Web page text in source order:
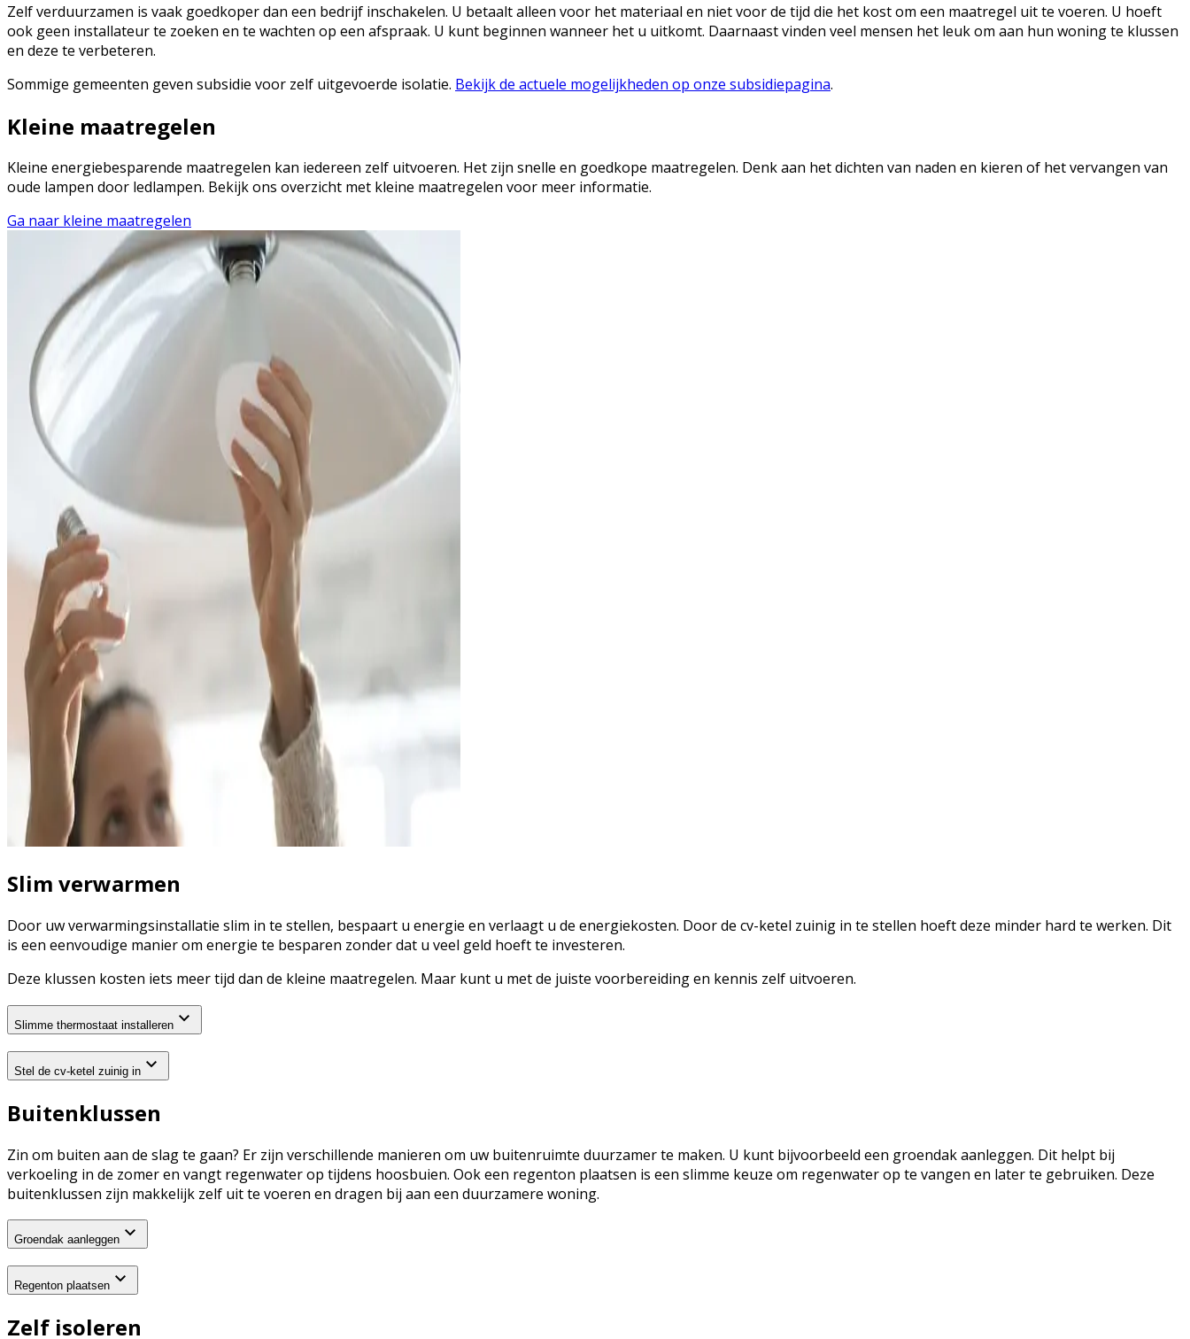
Zelf verduurzamen is vaak goedkoper dan een bedrijf inschakelen. U betaalt alleen voor het materiaal en niet voor de tijd die het kost om een maatregel uit te voeren. U hoeft
ook geen installateur te zoeken en te wachten op een afspraak. U kunt beginnen wanneer het u uitkomt. Daarnaast vinden veel mensen het leuk om aan hun woning te klussen
en deze te verbeteren.
Sommige gemeenten geven subsidie voor zelf uitgevoerde isolatie. Bekijk de actuele mogelijkheden op onze subsidiepagina.
Kleine maatregelen
Kleine energiebesparende maatregelen kan iedereen zelf uitvoeren. Het zijn snelle en goedkope maatregelen. Denk aan het dichten van naden en kieren of het vervangen van
oude lampen door ledlampen. Bekijk ons overzicht met kleine maatregelen voor meer informatie.
Ga naar kleine maatregelen
Slim verwarmen
Door uw verwarmingsinstallatie slim in te stellen, bespaart u energie en verlaagt u de energiekosten. Door de cv-ketel zuinig in te stellen hoeft deze minder hard te werken. Dit
is een eenvoudige manier om energie te besparen zonder dat u veel geld hoeft te investeren.
Deze klussen kosten iets meer tijd dan de kleine maatregelen. Maar kunt u met de juiste voorbereiding en kennis zelf uitvoeren.
Slimme thermostaat installeren
Stel de cv-ketel zuinig in
Buitenklussen
Zin om buiten aan de slag te gaan? Er zijn verschillende manieren om uw buitenruimte duurzamer te maken. U kunt bijvoorbeeld een groendak aanleggen. Dit helpt bij
verkoeling in de zomer en vangt regenwater op tijdens hoosbuien. Ook een regenton plaatsen is een slimme keuze om regenwater op te vangen en later te gebruiken. Deze
buitenklussen zijn makkelijk zelf uit te voeren en dragen bij aan een duurzamere woning.
Groendak aanleggen
Regenton plaatsen
Zelf isoleren